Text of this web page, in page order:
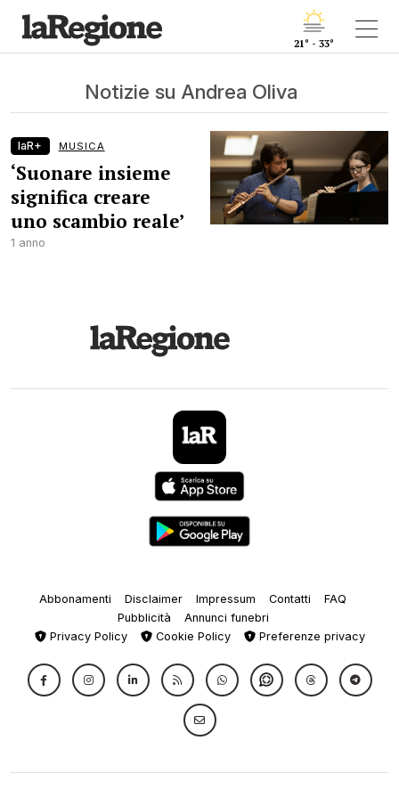
21° - 33°
Notizie su Andrea Oliva
laR+ MUSICA
‘Suonare insieme
significa creare
uno scambio reale’
1 anno
Abbonamenti Disclaimer Impressum Contatti
FAQ
Pubblicità
Annunci funebri
Privacy Policy
Cookie Policy Preferenze privacy